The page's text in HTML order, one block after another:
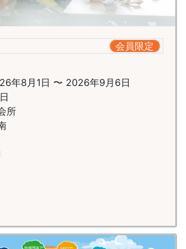
会員限定
年8月1日 〜 2026年9月6日
所